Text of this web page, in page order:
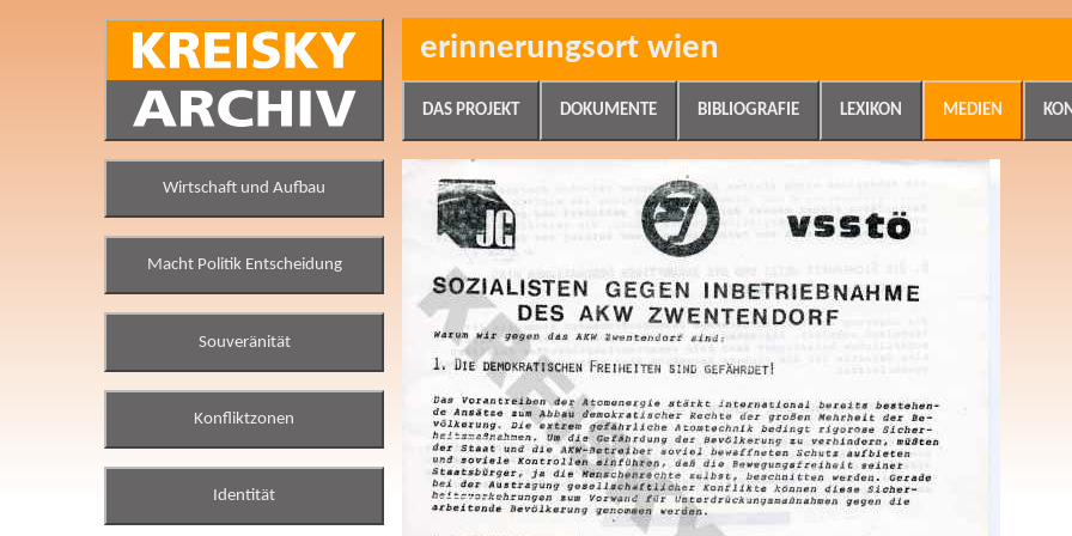
erinnerungsort wien
DAS PROJEKT DOKUMENTE BIBLIOGRAFIE LEXIKON MEDIEN
Wirtschaft und Aufbau
Macht Politik Entscheidung
Souveränität
Konfliktzonen
Identität